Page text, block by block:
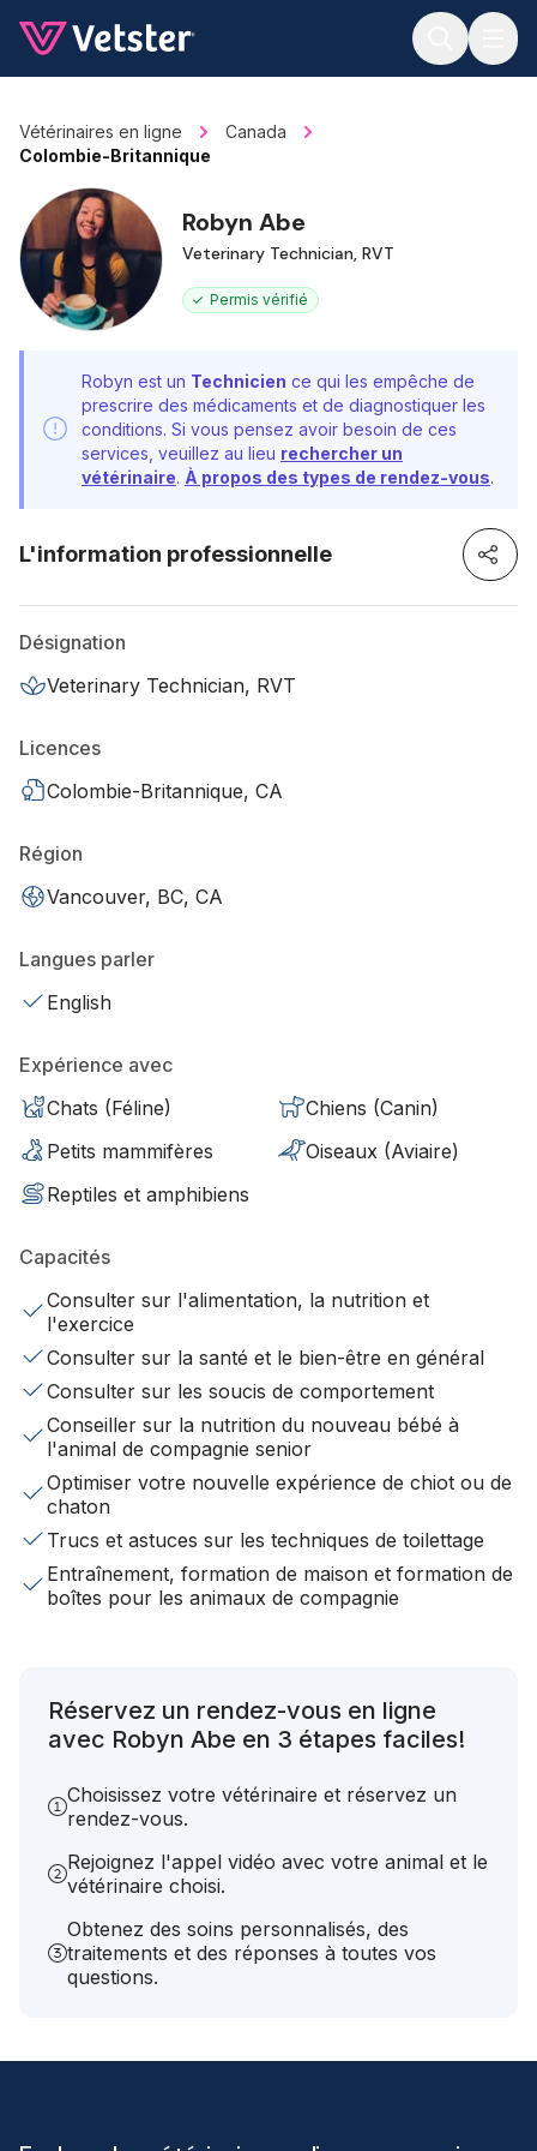
Vétérinaires en ligne
Canada
Colombie-Britannique
Robyn Abe
Veterinary Technician, RVT
Permis vérifié
Robyn est un Technicien ce qui les empêche de
prescrire des médicaments et de diagnostiquer les
conditions. Si vous pensez avoir besoin de ces
services, veuillez au lieu rechercher un
vétérinaire. À propos des types de rendez-vous.
L'information professionnelle
Désignation
Veterinary Technician, RVT
Licences
Colombie-Britannique, CA
Région
Vancouver, BC, CA
Langues parler
English
Expérience avec
Chats (Féline)
Chiens (Canin)
Petits mammifères
Oiseaux (Aviaire)
Reptiles et amphibiens
Capacités
Consulter sur l'alimentation, la nutrition et
l'exercice
Consulter sur la santé et le bien-être en général
Consulter sur les soucis de comportement
Conseiller sur la nutrition du nouveau bébé à
l'animal de compagnie senior
Optimiser votre nouvelle expérience de chiot ou de
chaton
Trucs et astuces sur les techniques de toilettage
Entraînement, formation de maison et formation de
boîtes pour les animaux de compagnie
Réservez un rendez-vous en ligne
avec Robyn Abe en 3 étapes faciles!
Choisissez votre vétérinaire et réservez un
rendez-vous.
Rejoignez l'appel vidéo avec votre animal et le
vétérinaire choisi.
Obtenez des soins personnalisés, des
traitements et des réponses à toutes vos
questions.